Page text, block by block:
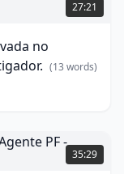
27:21
no
(13 words)
35:29